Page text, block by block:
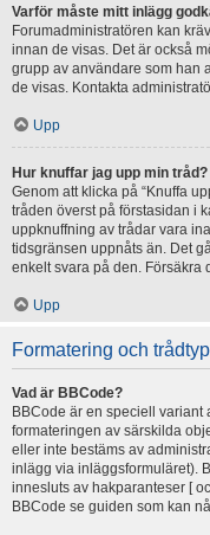
Varför måste mitt inlägg
Forumadministratören kan
innan de visas. Det är också
grupp av användare som han
de visas. Kontakta
Upp
Hur knuffar jag upp min tråd?
Genom att klicka på “Knuffa
tråden överst på förstasidan i
uppknuffning av trådar vara
tidsgränsen uppnåts än. Det
enkelt svara på den. Försäkra
Upp
Formatering och
Vad är BBCode?
BBCode är en speciell variant
formateringen av särskilda
eller inte bestäms av
inlägg via inläggsformuläret).
innesluts av hakparanteser [
BBCode se guiden som kan